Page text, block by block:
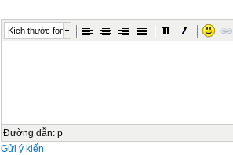
Kích thước font
Đường dẫn: p
Gửi ý kiến